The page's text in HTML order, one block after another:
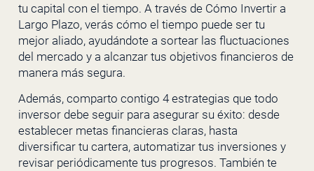
tu capital con el tiempo. A través de Cómo Invertir a
Largo Plazo, verás cómo el tiempo puede ser tu
mejor aliado, ayudándote a sortear las fluctuaciones
del mercado y a alcanzar tus objetivos financieros de
manera más segura.
Además, comparto contigo 4 estrategias que todo
inversor debe seguir para asegurar su éxito: desde
establecer metas financieras claras, hasta
diversificar tu cartera, automatizar tus inversiones y
revisar periódicamente tus progresos. También te